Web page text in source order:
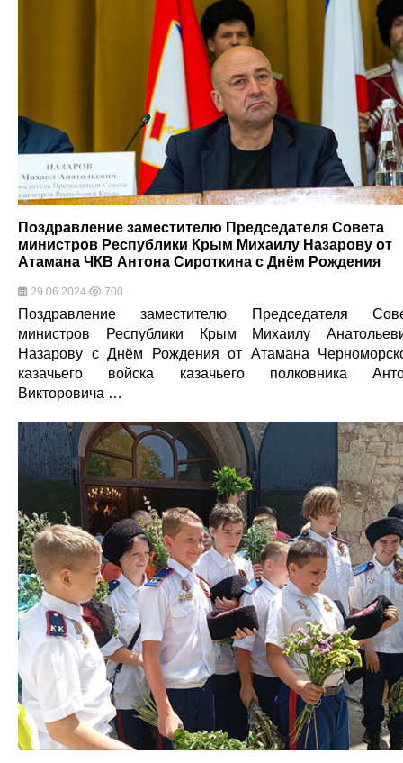
Поздравление заместителю Председателя Совета
министров Республики Крым Михаилу Назарову от
Атамана ЧКВ Антона Сироткина с Днём Рождения
29.06.2024 700
Поздравление заместителю Председателя
министров Республики Крым Михаилу
Назарову с Днём Рождения от Атамана
казачьего войска казачьего полковника
Викторовича …